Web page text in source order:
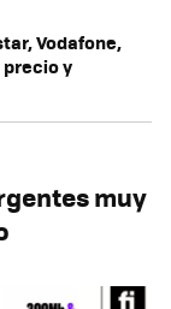
Vodafone,
precio y
muy